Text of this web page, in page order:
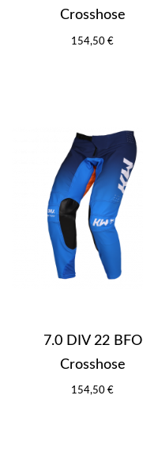
Crosshose
154,50 €
7.0 DIV 22 BFO
Crosshose
154,50 €